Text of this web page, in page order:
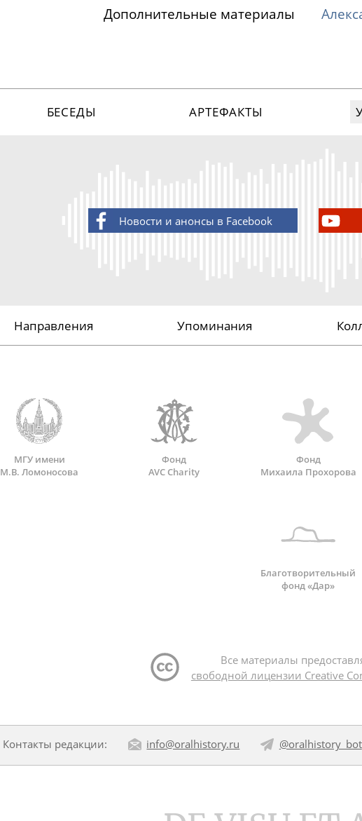
Дополнительные материалы
БЕСЕДЫ АРТЕФАКТЫ
Новости и анонсы в Facebook
Направления Упоминания
МГУ имени
М.В. Ломоносова
Фонд
AVC Charity
Фонд
Михаила Прохорова
Благотворительный
фонд «Дар»
Все материалы
свободной лицензии Creative
Контакты редакции: info@oralhistory.ru @oralhistory_bot